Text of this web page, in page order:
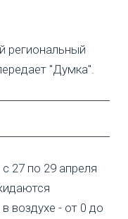
региональный
"Думка".
27 по 29 апреля
воздухе - от 0 до